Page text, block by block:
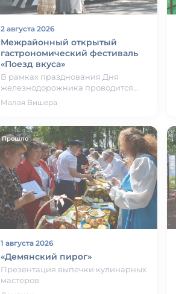
2 августа 2026
Межрайонный открытый
гастрономический фестиваль
«Поезд вкуса»
В рамках празднования Дня
железнодорожника проводится
межрайонный открытый
Малая Вишера
Прошло
1 августа 2026
«Демянский пирог»
Презентация выпечки кулинарных
мастеров